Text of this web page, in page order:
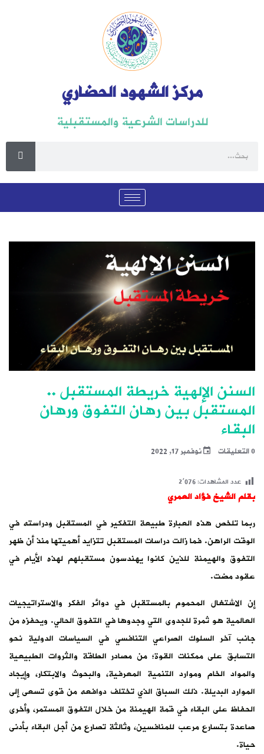
مركز الشهود الحضاري
للدراسات الشرعية والمستقبلية
السنن الإلهية خريطة المستقبل ..
المستقبل بين رهان التفوق ورهان
البقاء
0 التعليقات نوفمبر 17, 2022
عدد المشاهدات:2٬076
بقلم الشيخ فؤاد العمري
ربما تلخص هذه العبارة طبيعة التفكير في المستقبل ودراسته في
الوقت الراهن. فما زالت دراسات المستقبل تتزايد أهميتها منذ أن ظهر
التفوق والهيمنة للذين كانوا يهندسون مستقبلهم لهذه الأيام في
عقود مضت.
إن الاشتغال المحموم بالمستقبل في دوائر الفكر والاستراتيجيات
العالمية هو ثمرة للجدوى التي وجدوها في التفوق الحالي. ويحفزه من
جانب آخر السلوك الصراعي التنافسي في السياسات الدولية نحو
التسابق على ممكنات القوة؛ من مصادر الطاقة والثروات الطبيعية
والمواد الخام وموارد التنمية المعرفية، والبحوث والابتكار، وإيجاد
الموارد البديلة. ذلك السباق الذي تختلف دوافعه من قوى تسعى إلى
الحفاظ على البقاء في قمة الهيمنة من خلال التفوق المستمر، وأخرى
صاعدة بتسارع مرعب للمنافسين، وثالثة تصارع من أجل البقاء بأدنى
حياة.